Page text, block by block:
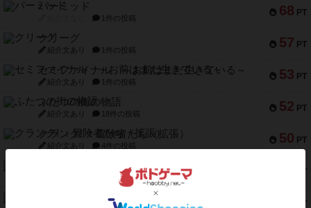
68 PT
パーミッド
1件の投稿
57 PT
クリーグ
紹介文あり 1件の投稿
53 PT
セミファイナル ～お前はまだ生きている～
紹介文あり 1件の投稿
52 PT
ふたつの街の物語
紹介文あり 18件の投稿
50 PT
クランク! ：冒険者たち（拡張）
紹介文あり 4件の投稿
PT
1件の投稿
PT
スターマイン・ラミー ポケット